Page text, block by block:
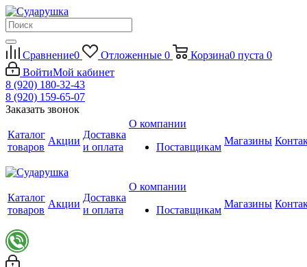
Сравнение0 Отложенные 0 Корзина0 пуста 0
ВойтиМой кабинет
8 (920) 180-32-43
8 (920) 159-65-07
Заказать звонок
Каталог
товаров
Акции
Доставка
и оплата
О компании
Поставщикам
Магазины
Каталог
товаров
Акции
Доставка
и оплата
О компании
Поставщикам
Магазины